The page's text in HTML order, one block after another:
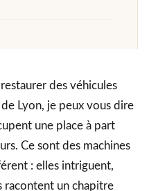
des véhicules
Lyon, je peux vous dire
une place à part
Ce sont des machines
: elles intriguent,
racontent un chapitre